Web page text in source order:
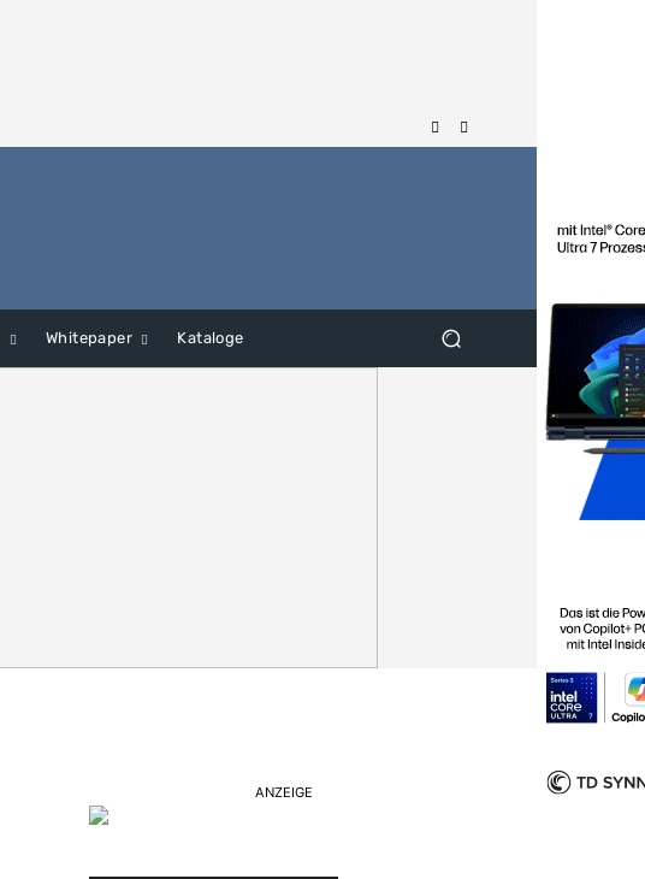
Whitepaper Kataloge
ANZEIGE